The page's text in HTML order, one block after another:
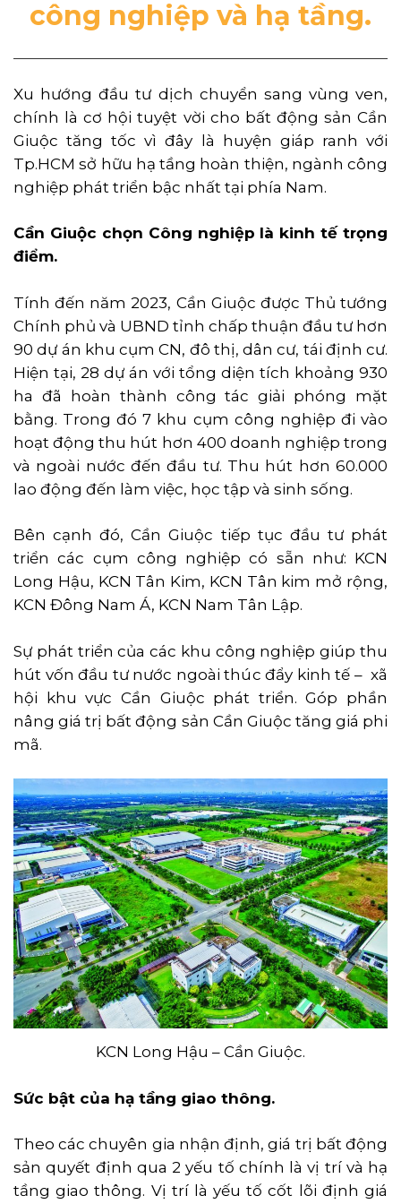
công nghiệp và hạ tầng.
Xu hướng đầu tư dịch chuyển sang vùng ven,
chính là cơ hội tuyệt vời cho bất động sản Cần
Giuộc tăng tốc vì đây là huyện giáp ranh với
Tp.HCM sở hữu hạ tầng hoàn thiện, ngành công
nghiệp phát triển bậc nhất tại phía Nam.
Cần Giuộc chọn Công nghiệp là kinh tế trọng
điểm.
Tính đến năm 2023, Cần Giuộc được Thủ tướng
Chính phủ và UBND tỉnh chấp thuận đầu tư hơn
90 dự án khu cụm CN, đô thị, dân cư, tái định cư.
Hiện tại, 28 dự án với tổng diện tích khoảng 930
ha đã hoàn thành công tác giải phóng mặt
bằng. Trong đó 7 khu cụm công nghiệp đi vào
hoạt động thu hút hơn 400 doanh nghiệp trong
và ngoài nước đến đầu tư. Thu hút hơn 60.000
lao động đến làm việc, học tập và sinh sống.
Bên cạnh đó, Cần Giuộc tiếp tục đầu tư phát
triển các cụm công nghiệp có sẵn như: KCN
Long Hậu, KCN Tân Kim, KCN Tân kim mở rộng,
KCN Đông Nam Á, KCN Nam Tân Lập.
Sự phát triển của các khu công nghiệp giúp thu
hút vốn đầu tư nước ngoài thúc đẩy kinh tế – xã
hội khu vực Cần Giuộc phát triển. Góp phần
nâng giá trị bất động sản Cần Giuộc tăng giá phi
mã.
KCN Long Hậu – Cần Giuộc.
Sức bật của hạ tầng giao thông.
Theo các chuyên gia nhận định, giá trị bất động
sản quyết định qua 2 yếu tố chính là vị trí và hạ
tầng giao thông. Vị trí là yếu tố cốt lõi định giá